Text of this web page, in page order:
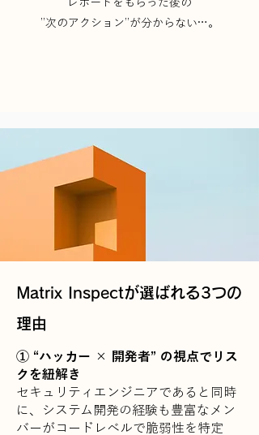
レポートをもらった後の
​”次のアクション”が分からない…。
Matrix Inspectが選ばれる3つの
理由
① “ハッカー × 開発者” の視点でリス
クを紐解き
​セキュリティエンジニアであると同時
に、システム開発の経験も豊富なメン
バーがコードレベルで脆弱性を特定